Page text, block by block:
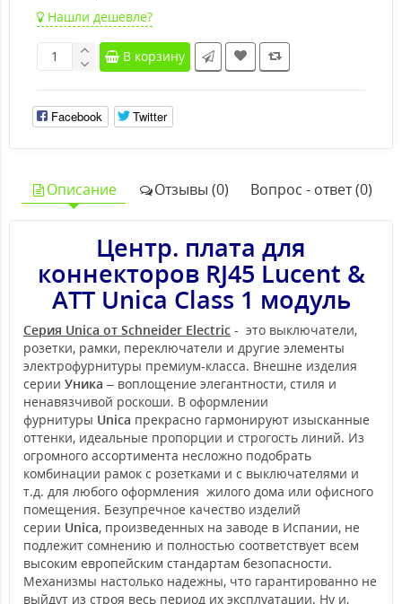
Нашли дешевле?
В корзину
Facebook Twitter
Описание Отзывы (0) Вопрос - ответ (0)
Центр. плата для
коннекторов RJ45 Lucent &
ATT Unica Class 1 модуль
Серия Unica от Schneider Electric - это выключатели,
розетки, рамки, переключатели и другие элементы
электрофурнитуры премиум-класса. Внешне изделия
серии Уника – воплощение элегантности, стиля и
ненавязчивой роскоши. В оформлении
фурнитуры Unica прекрасно гармонируют изысканные
оттенки, идеальные пропорции и строгость линий. Из
огромного ассортимента несложно подобрать
комбинации рамок с розетками и с выключателями и
т.д. для любого оформления жилого дома или офисного
помещения. Безупречное качество изделий
серии Unica, произведенных на заводе в Испании, не
подлежит сомнению и полностью соответствует всем
высоким европейским стандартам безопасности.
Механизмы настолько надежны, что гарантированно не
выйдут из строя весь период их эксплуатации. Ну и,